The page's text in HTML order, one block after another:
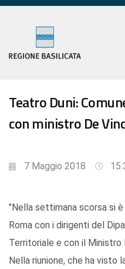
Teatro Duni:
con ministro De
7 Maggio 2018
"Nella settimana scorsa si
Roma con i dirigenti del
Territoriale e con il Ministro
Nella riunione, che ha visto